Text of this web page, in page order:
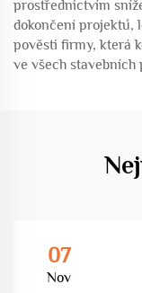
prostřednictvím
dokončení projektů,
pověsti firmy, která
ve všech stavebních
07
Nov